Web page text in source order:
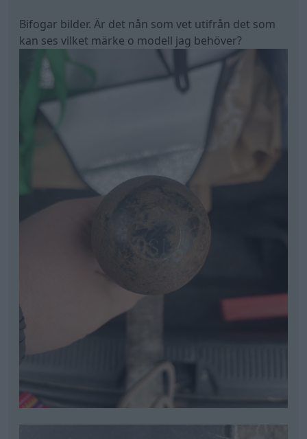
Bifogar bilder. Är det nån som vet utifrån det som
kan ses vilket märke o modell jag behöver?